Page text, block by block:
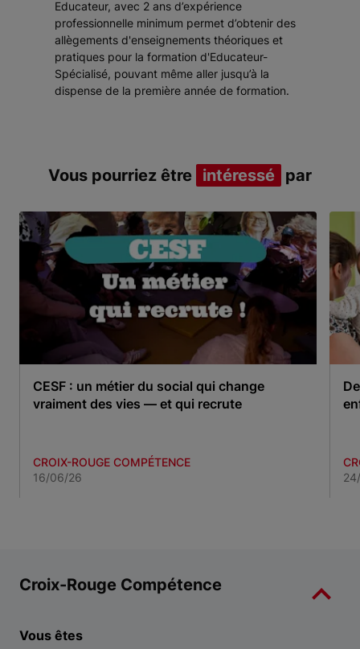
Educateur, avec 2 ans d’expérience
professionnelle minimum permet d’obtenir des
allègements d'enseignements théoriques et
pratiques pour la formation d'Educateur-
Spécialisé, pouvant même aller jusqu’à la
dispense de la première année de formation.
Vous pourriez être intéressé par
CESF : un métier du social qui change
vraiment des vies — et qui recrute
CROIX-ROUGE COMPÉTENCE
16/06/26
Croix-Rouge Compétence
Vous êtes